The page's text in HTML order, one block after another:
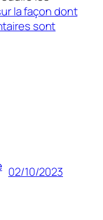
la façon dont
sont
02/10/2023